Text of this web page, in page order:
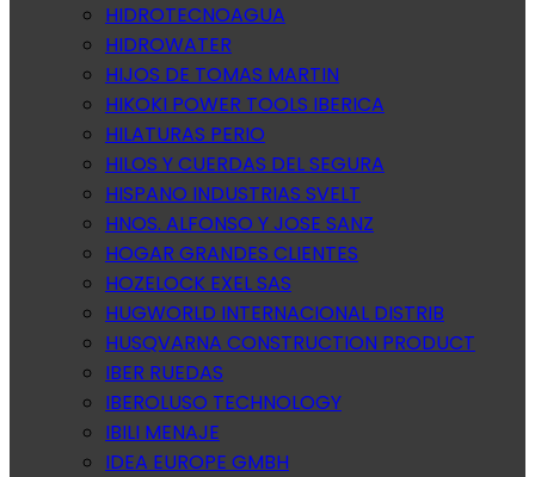
HIDROTECNOAGUA
HIDROWATER
HIJOS DE TOMAS MARTIN
HIKOKI POWER TOOLS IBERICA
HILATURAS PERIO
HILOS Y CUERDAS DEL SEGURA
HISPANO INDUSTRIAS SVELT
HNOS. ALFONSO Y JOSE SANZ
HOGAR GRANDES CLIENTES
HOZELOCK EXEL SAS
HUGWORLD INTERNACIONAL DISTRIB
HUSQVARNA CONSTRUCTION PRODUCT
IBER RUEDAS
IBEROLUSO TECHNOLOGY
IBILI MENAJE
IDEA EUROPE GMBH